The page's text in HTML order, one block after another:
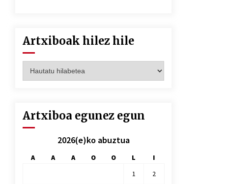
Artxiboak hilez hile
hilez
Artxiboa egunez egun
2026(e)ko abuztua
A A A O O L
I
1
2